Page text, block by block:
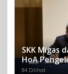
SKK Migas
HoA
84 Dilihat